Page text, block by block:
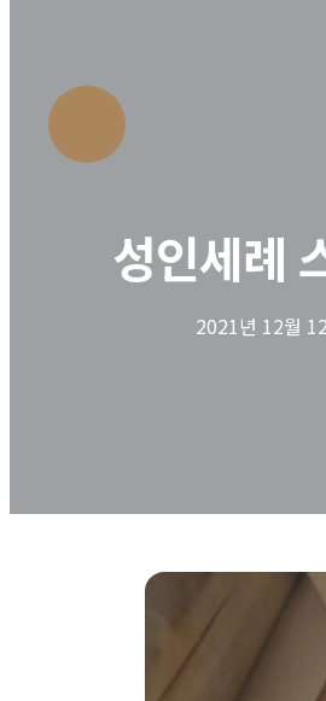
성인세례
2021년 12월